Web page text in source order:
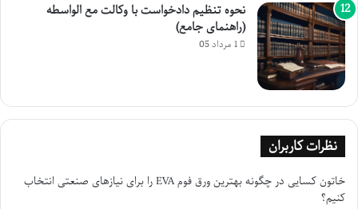
نحوه تنظیم دادخواست با وکالت مع الواسطه
(راهنمای جامع)
1 مرداد 05
نظرات کاربران
خاتون کسایی در
چگونه بهترین ورق فوم EVA را برای نیازهای صنعتی انتخاب
کنیم؟